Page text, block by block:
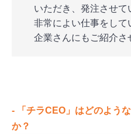
いただき、発注させて
非常によい仕事をして
企業さんにもご紹介さ
‐ 「チラCEO」はどのよう
か？